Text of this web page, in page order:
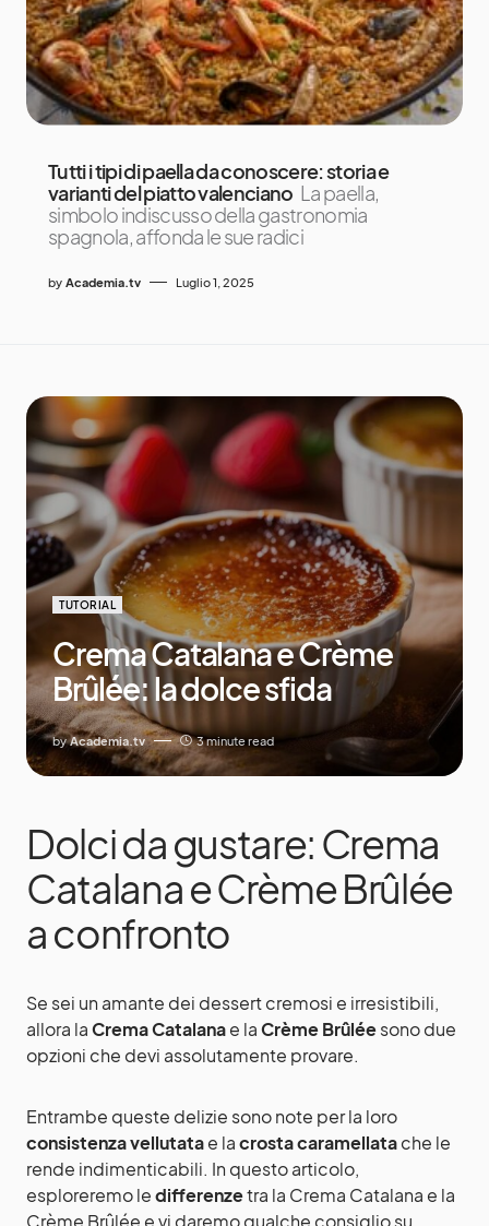
Tutti i tipi di paella da conoscere: storia e
varianti del piatto valenciano La paella,
simbolo indiscusso della gastronomia
spagnola, affonda le sue radici
by Academia.tv Luglio 1, 2025
TUTORIAL
Crema Catalana e Crème
Brûlée: la dolce sfida
by Academia.tv 3 minute read
Dolci da gustare: Crema
Catalana e Crème Brûlée
a confronto
Se sei un amante dei dessert cremosi e irresistibili,
allora laCrema Catalanae laCrème Brûléesono due
opzioni che devi assolutamente provare.
Entrambe queste delizie sono note per la loro
consistenza vellutatae lacrosta caramellatache le
rende indimenticabili. In questo articolo,
esploreremo ledifferenzetra la Crema Catalana e la
Crème Brûlée e vi daremo qualche consiglio su